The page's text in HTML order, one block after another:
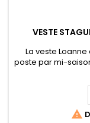
VESTE
La veste
poste par mi-
